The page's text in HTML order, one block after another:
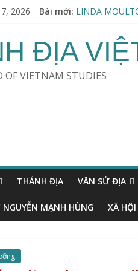
2026 Bài mới: LINDA
KHOA HỌC &
ERVIN
SWAMI
ĐỊA
OF VIETNAM STUDIES
THÁNH ĐỊA VĂN SỬ ĐỊA
NGUYỄN MẠNH HÙNG XÃ